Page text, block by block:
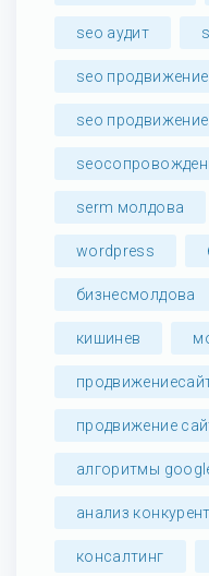
seo аудит
seo продвижение
seo
serm молдова
wordpress
бизнесмолдова
кишинев
продвижение
алгоритмы
анализ
консалтинг